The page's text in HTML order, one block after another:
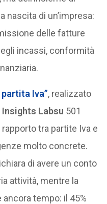
nascita di un’impresa:
delle fatture
incassi, conformità
Iva”, realizzato
Insights Labsu 501
tra partite Iva e
molto concrete.
di avere un conto
attività, mentre la
tempo: il 45%